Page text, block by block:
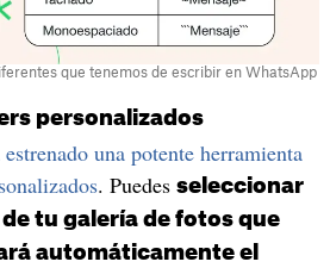
que tenemos de escribir en WhatsApp
personalizados
una potente herramienta
. Puedes seleccionar
tu galería de fotos que
automáticamente el